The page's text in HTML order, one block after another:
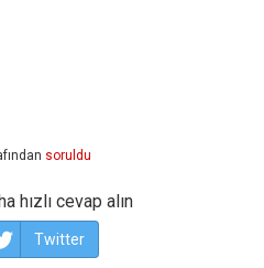
soruldu
hızlı cevap alın
Twitter